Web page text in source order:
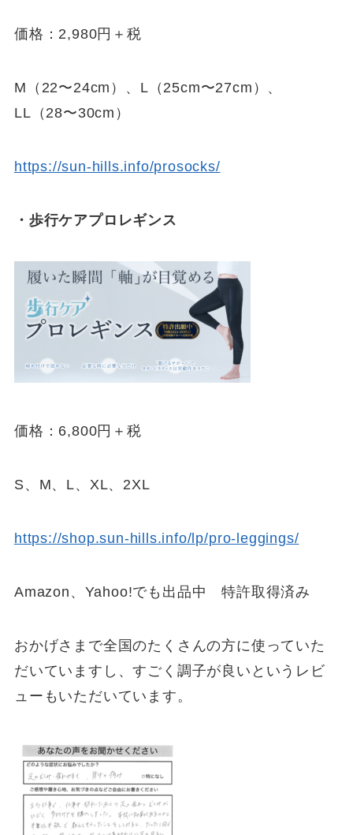
価格：2,980円＋税
M（22〜24cm）、L（25cm〜27cm）、
LL（28〜30cm）
https://sun-hills.info/prosocks/
・歩行ケアプロレギンス
価格：6,800円＋税
S、M、L、XL、2XL
https://shop.sun-hills.info/lp/pro-leggings/
Amazon、Yahoo!でも出品中 特許取得済み
おかげさまで全国のたくさんの方に使っていた
だいていますし、すごく調子が良いというレビ
ューもいただいています。